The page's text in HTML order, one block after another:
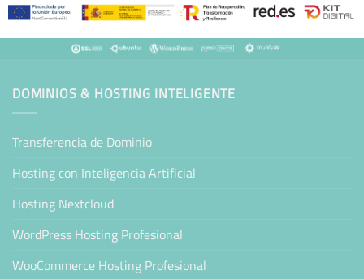
DOMINIOS & HOSTING INTELIGENTE
Transferencia de Dominio
Hosting con Inteligencia Artificial
Hosting Nextcloud
WordPress Hosting Profesional
WooCommerce Hosting Profesional